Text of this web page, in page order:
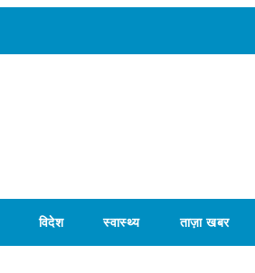
विदेश स्वास्थ्य ताज़ा खबर